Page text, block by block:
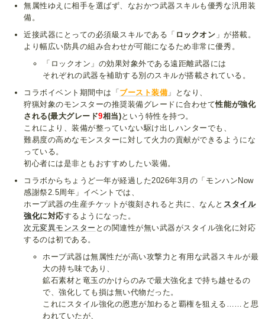
無属性ゆえに相手を選ばず、なおかつ武器スキルも優秀な汎用装
備。
近接武器にとっての必須級スキルである「 ロックオン 」が搭載。
より幅広い防具の組み合わせが可能になるため非常に優秀。
「ロックオン」の効果対象外である遠距離武器には
それぞれの武器を補助する別のスキルが搭載されている。
コラボイベント期間中は「 ブースト装備 」となり、
狩猟対象のモンスターの推奨装備グレードに合わせて性能が強化
される(最大グレード9相当)という特性を持つ。
これにより、装備が整っていない駆け出しハンターでも、
難易度の高めなモンスターに対して火力の貢献ができるようにな
っている。
初心者には是非ともおすすめしたい装備。
コラボからちょうど一年が経過した2026年3月の「モンハンNow
感謝祭2.5周年」イベントでは、
ホープ武器の生産チケットが復刻されると共に、なんと スタイル
強化に対応するようになった。
次元変異モンスター との関連性が無い武器がスタイル強化に対応
するのは初である。
ホープ武器は無属性だが高い攻撃力と有用な武器スキルが最
大の持ち味であり、
鉱石素材と竜玉のかけらのみで最大強化まで持ち越せるの
で、強化しても損は無い代物だった。
これにスタイル強化の恩恵が加わると覇権を狙える……と思
われていたが、